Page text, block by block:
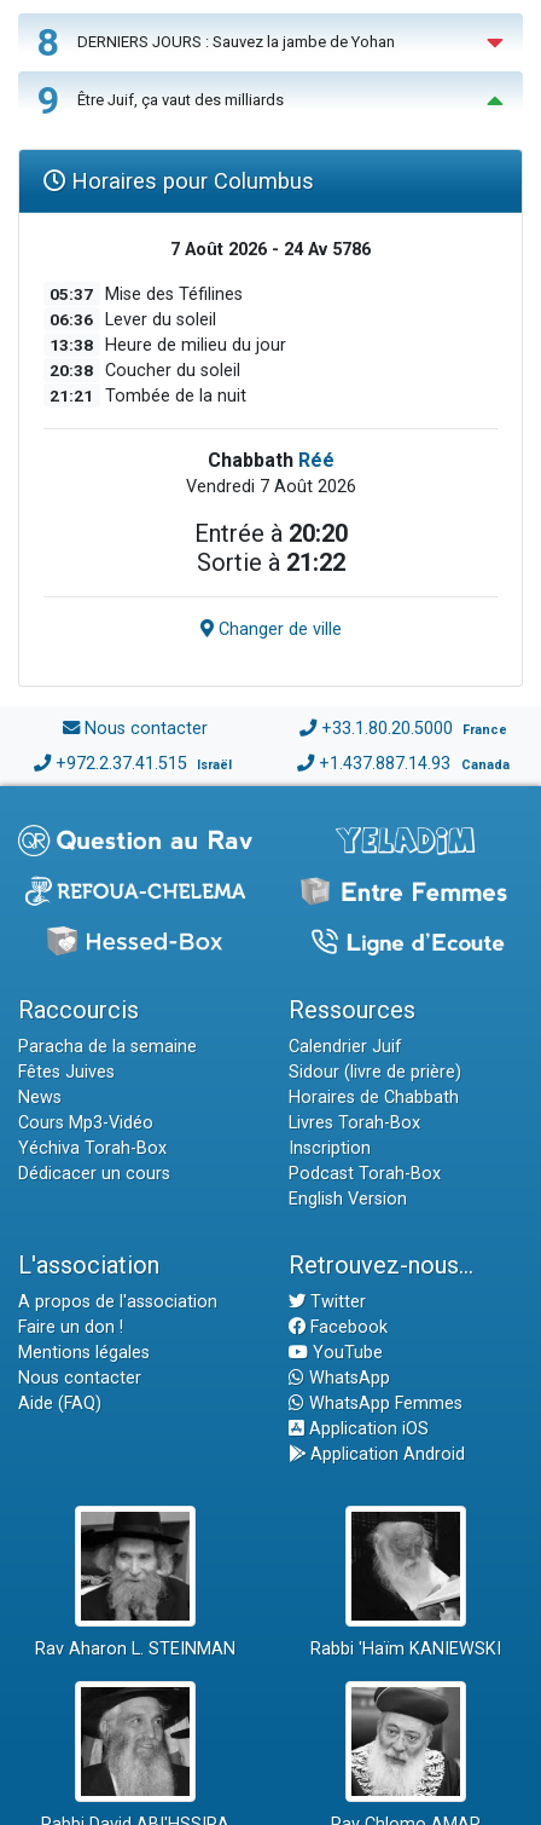
8 DERNIERS JOURS : Sauvez la jambe de Yohan
9 Être Juif, ça vaut des milliards
Horaires pour Columbus
7 Août 2026 - 24 Av 5786
05:37 Mise des Téfilines
06:36 Lever du soleil
13:38 Heure de milieu du jour
20:38 Coucher du soleil
21:21 Tombée de la nuit
Chabbath Réé
Vendredi 7 Août 2026
Entrée à 20:20
Sortie à 21:22
Changer de ville
Nous contacter +33.1.80.20.5000 France
+972.2.37.41.515 Israël +1.437.887.14.93 Canada
Raccourcis
Paracha de la semaine
Fêtes Juives
News
Cours Mp3-Vidéo
Yéchiva Torah-Box
Dédicacer un cours
Ressources
Calendrier Juif
Sidour (livre de prière)
Horaires de Chabbath
Livres Torah-Box
Inscription
Podcast Torah-Box
English Version
L'association
A propos de l'association
Faire un don !
Mentions légales
Nous contacter
Aide (FAQ)
Retrouvez-nous...
Twitter
Facebook
YouTube
WhatsApp
WhatsApp Femmes
Application iOS
Application Android
Rav Aharon L. STEINMAN Rabbi 'Haïm KANIEWSKI